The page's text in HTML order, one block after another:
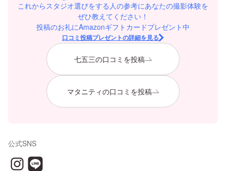
これからスタジオ選びをする人の参考にあなたの撮影体験を
ぜひ教えてください！
投稿のお礼にAmazonギフトカードプレゼント中
口コミ投稿プレゼントの詳細を見る
七五三の口コミを投稿
マタニティの口コミを投稿
公式SNS